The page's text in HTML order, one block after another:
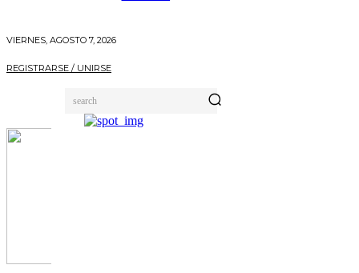
VIERNES, AGOSTO 7, 2026
REGISTRARSE / UNIRSE
search